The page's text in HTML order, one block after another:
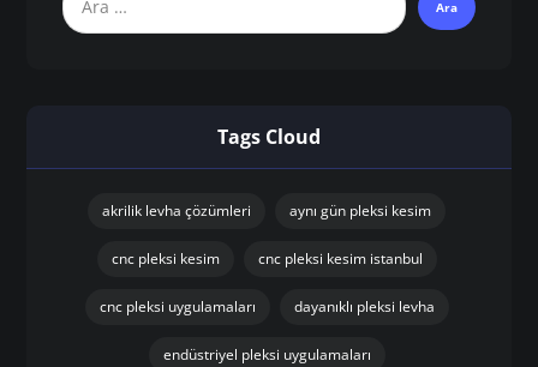
Tags Cloud
akrilik levha çözümleri aynı gün pleksi kesim
cnc pleksi kesim cnc pleksi kesim istanbul
cnc pleksi uygulamaları dayanıklı pleksi levha
endüstriyel pleksi uygulamaları